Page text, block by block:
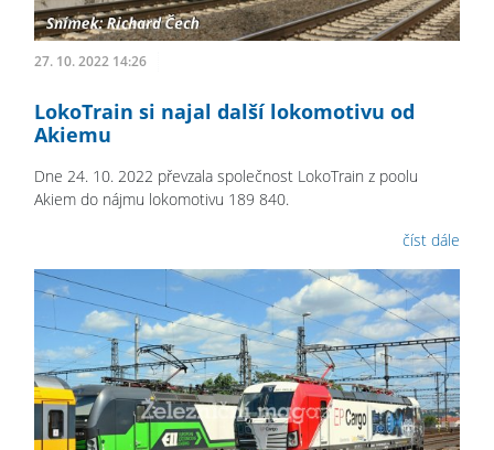
27. 10. 2022 14:26
LokoTrain si najal další lokomotivu od
Akiemu
Dne 24. 10. 2022 převzala společnost LokoTrain z poolu
Akiem do nájmu lokomotivu 189 840.
číst dále